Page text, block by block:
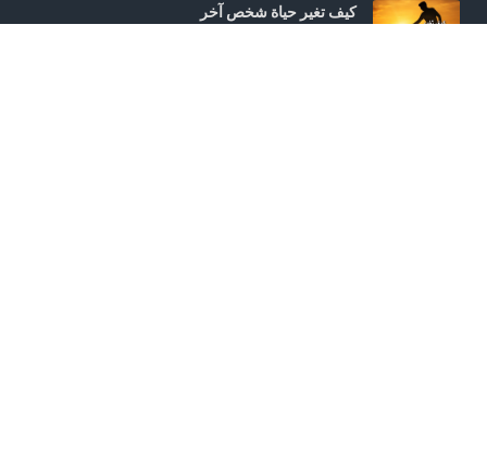
كيف تغير حياة شخص آخر